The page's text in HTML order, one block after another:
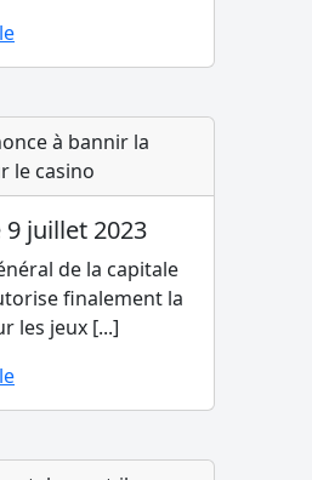
à bannir la
le casino
juillet 2023
de la capitale
finalement la
les jeux [...]